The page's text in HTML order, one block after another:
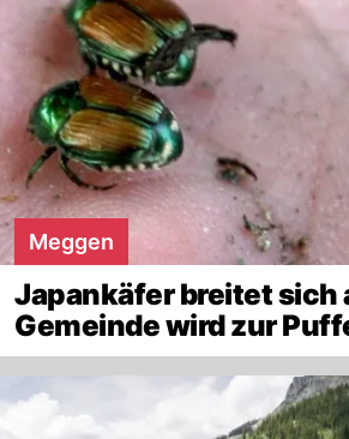
Meggen
Japankäfer breitet sich
Gemeinde wird zur